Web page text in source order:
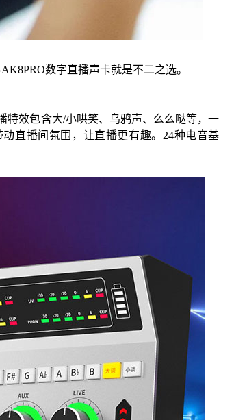
AK8PRO数字直播声卡就是不二之选。
特效包含大/小哄笑、乌鸦声、么么哒等，一
直播间氛围，让直播更有趣。24种电音基